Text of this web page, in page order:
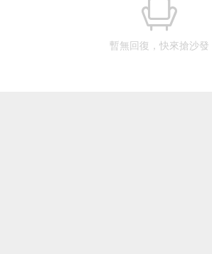
暫無回復，快來搶沙發